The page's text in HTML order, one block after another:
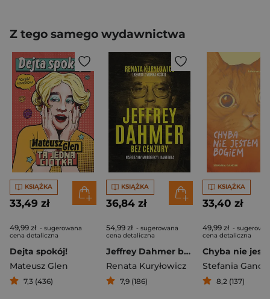
Z tego samego wydawnictwa
KSIĄŻKA
33,49 zł
49,99 zł - sugerowana
cena detaliczna
Dejta spokój!
Mateusz Glen
7,3 (436)
KSIĄŻKA
36,84 zł
54,99 zł - sugerowana
cena detaliczna
Jeffrey Dahmer bez cenzury. Narodziny mordercy i kanibala
Renata Kuryłowicz
7,9 (186)
KSIĄŻKA
33,40 zł
49,99 zł -
cena detaliczna
Stefania
8,2 (137)